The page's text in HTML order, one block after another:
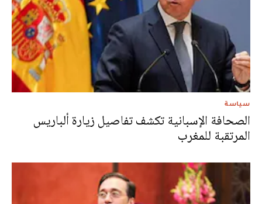
سياسة
الصحافة الإسبانية تكشف تفاصيل زيارة ألباريس
المرتقبة للمغرب